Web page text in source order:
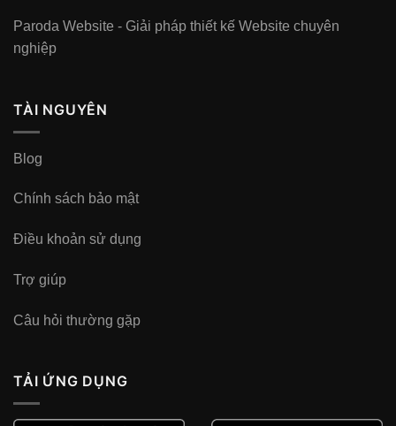
Paroda Website - Giải pháp thiết kế Website chuyên
nghiệp
TÀI NGUYÊN
Blog
Chính sách bảo mật
Điều khoản sử dụng
Trợ giúp
Câu hỏi thường gặp
TẢI ỨNG DỤNG